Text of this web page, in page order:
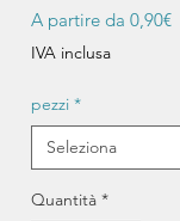
A partire da 0,90€
IVA inclusa
pezzi *
Quantità *